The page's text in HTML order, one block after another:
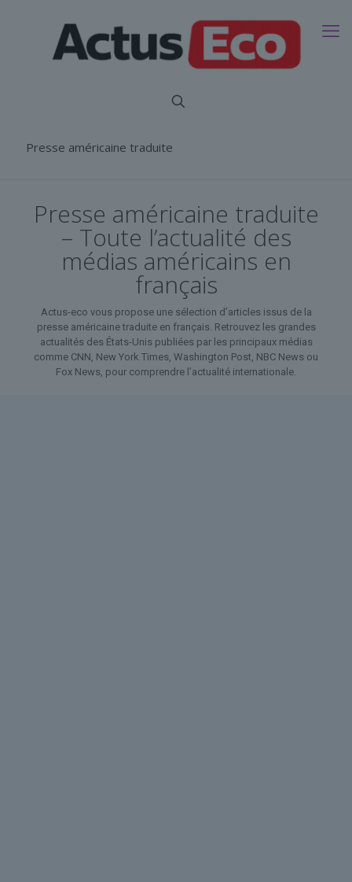
Presse américaine traduite
Presse américaine traduite
– Toute l’actualité des
médias américains en
français
Actus-eco vous propose une sélection d’articles issus de la
presse américaine traduite en français. Retrouvez les grandes
actualités des États-Unis publiées par les principaux médias
comme CNN, New York Times, Washington Post, NBC News ou
Fox News, pour comprendre l’actualité internationale.